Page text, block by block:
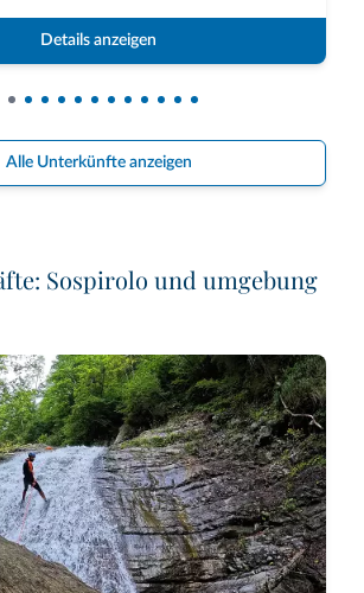
Details anzeigen
Alle Unterkünfte anzeigen
Sospirolo und umgebung